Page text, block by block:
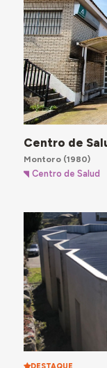
Centro de
Montoro(1980)
Centro de Salud
DESTAQUE